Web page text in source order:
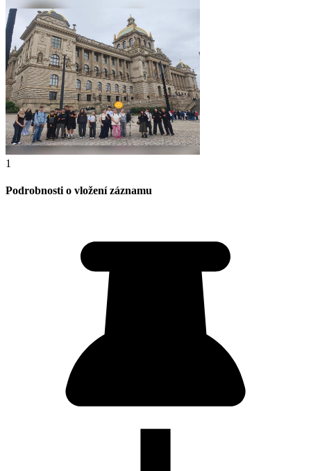
1
Podrobnosti o vložení záznamu